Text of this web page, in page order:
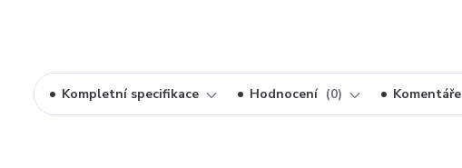
Kompletní specifikace Hodnocení 0 Komentáře